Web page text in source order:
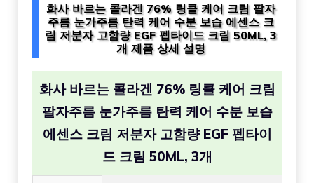
화사 바르는 콜라겐 76% 링클 케어 크림 팔자
주름 눈가주름 탄력 케어 수분 보습 에센스 크
림 저분자 고함량 EGF 펩타이드 크림 50ML, 3
개 제품 상세 설명
화사 바르는 콜라겐 76% 링클 케어 크림
팔자주름 눈가주름 탄력 케어 수분 보습
에센스 크림 저분자 고함량 EGF 펩타이
드 크림 50ML, 3개